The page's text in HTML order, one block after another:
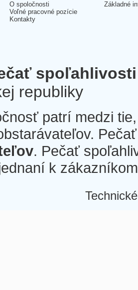
O spoločnosti
Voľné pracovné pozície
Kontakty
Základné
spoľahlivosti
republiky
patrí medzi
. Pečať
k